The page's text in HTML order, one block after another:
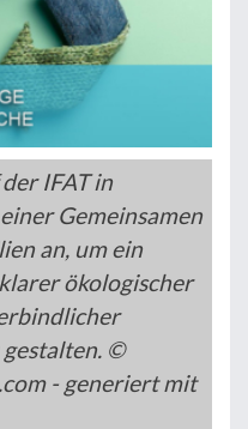
IFAT in
Gemeinsamen
an, um ein
ökologischer
©
- generiert mit